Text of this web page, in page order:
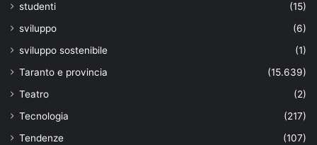
studenti
(15)
sviluppo
(6)
sviluppo sostenibile
(1)
Taranto e provincia
(15.639)
Teatro
(2)
Tecnologia
(217)
Tendenze
(107)